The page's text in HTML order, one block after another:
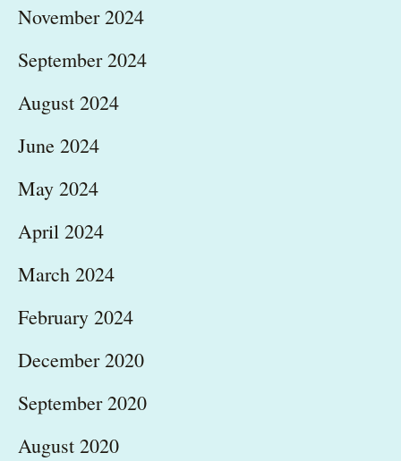
November 2024
September 2024
August 2024
June 2024
May 2024
April 2024
March 2024
February 2024
December 2020
September 2020
August 2020